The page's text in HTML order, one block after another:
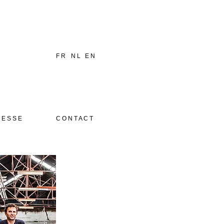
F R N L E N
E S S E C O N T A C T